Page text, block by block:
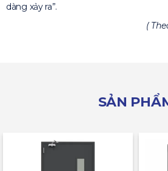
dàng xảy ra”.
(
SẢN